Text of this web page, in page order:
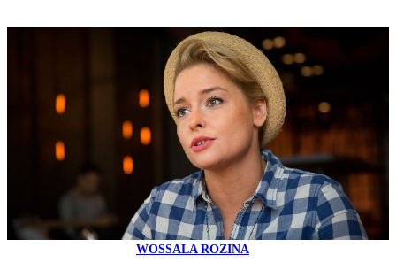
WOSSALA ROZINA